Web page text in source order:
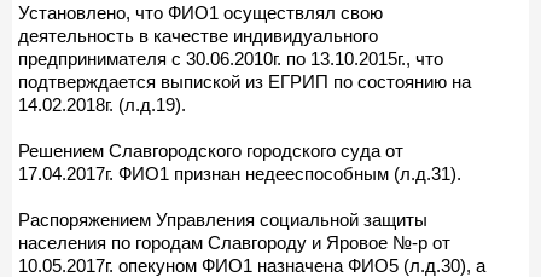
Установлено, что ФИО1 осуществлял свою
деятельность в качестве индивидуального
предпринимателя с 30.06.2010г. по 13.10.2015г., что
подтверждается выпиской из ЕГРИП по состоянию на
14.02.2018г. (л.д.19).
Решением Славгородского городского суда от
17.04.2017г. ФИО1 признан недееспособным (л.д.31).
Распоряжением Управления социальной защиты
населения по городам Славгороду и Яровое №-р от
10.05.2017г. опекуном ФИО1 назначена ФИО5 (л.д.30), а